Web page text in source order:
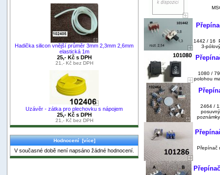
Hadička silicon vnější průměr 3mm 2,3mm 2,6mm
elastická 1m
25,- Kč s DPH
21,- Kč bez DPH
Uzávěr - zátka pro plechovku s nápojem
25,- Kč s DPH
21,- Kč bez DPH
Hodnocení [více]
V současné době není napsáno žádné hodnocení.
1442 / 16
3-
1080 /
polohou
2464 /
Přepínač